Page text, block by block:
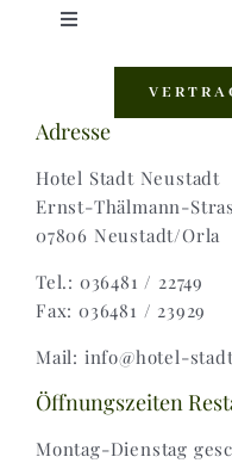
Toggle
Zahlungsweisen |
Widerruf |
Versand & Lieferung
Adresse
Hotel Stadt Neustadt
Ernst-Thälmann-
07806 Neustadt/Orla
Tel.: 036481 / 22749
Fax: 036481 / 23929
Mail: info@hotel-
Öffnungszeiten
Montag-Dienstag